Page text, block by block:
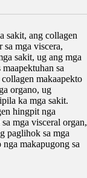
sakit, ang collagen
sa mga viscera,
sakit, ug ang mga
sa
makaapekto
organo, ug
ka mga sakit.
hingpit nga
mga visceral organ,
paglihok sa mga
makapugong sa